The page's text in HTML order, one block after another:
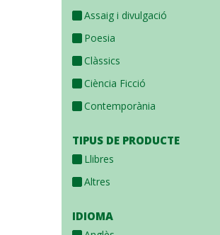
Assaig i divulgació
Poesia
Clàssics
Ciència Ficció
Contemporània
TIPUS DE PRODUCTE
Llibres
Altres
IDIOMA